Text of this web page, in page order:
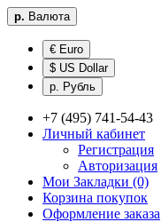
р. Валюта
€ Euro
$ US Dollar
р. Рубль
+7 (495) 741-54-43
Личный кабинет
Регистрация
Авторизация
Мои Закладки (0)
Корзина покупок
Оформление заказа